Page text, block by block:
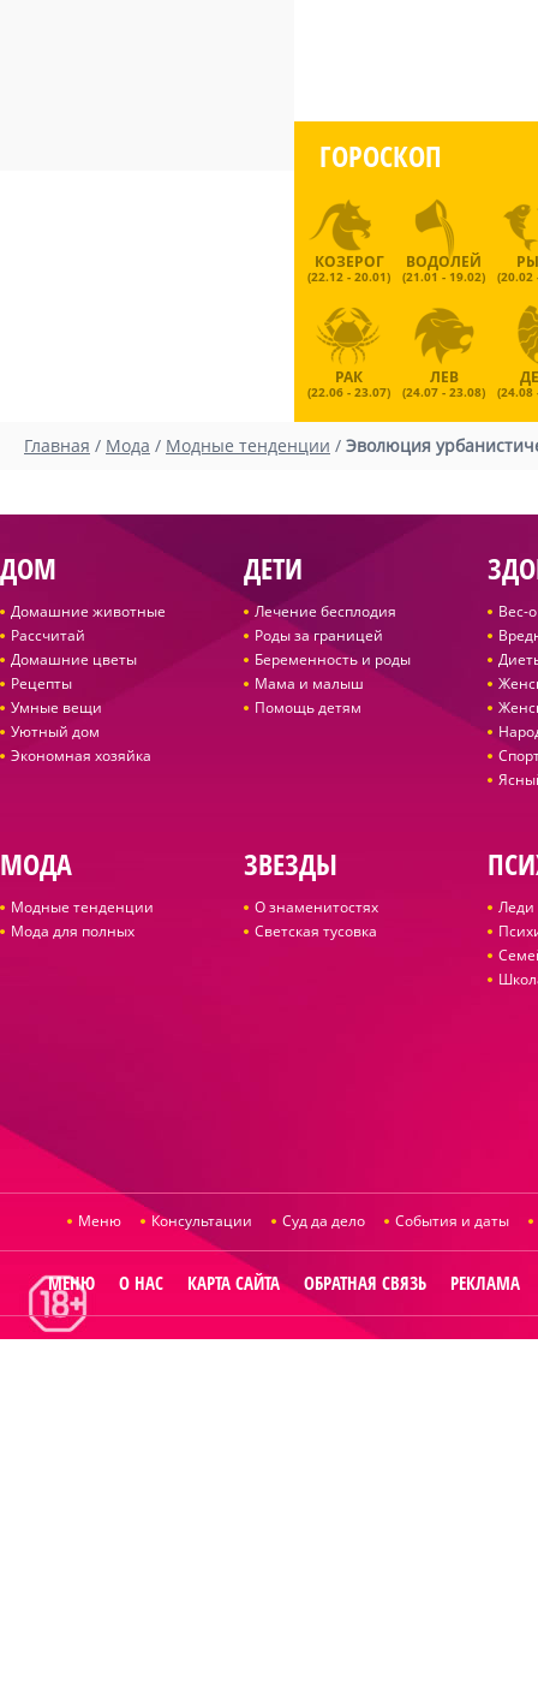
ГОРОСКОП
КОЗЕРОГ
(22.12 - 20.01)
ВОДОЛЕЙ
(21.01 - 19.02) (20.02
РАК
(22.06 - 23.07)
ЛЕВ
(24.07 - 23.08) (24.08
Главная / Мода / Модные тенденции / Эволюция
ДОМ
Домашние животные
Рассчитай
Домашние цветы
Рецепты
Умные вещи
Уютный дом
Экономная хозяйка
ДЕТИ
Лечение бесплодия
Роды за границей
Беременность и роды
Мама и малыш
Помощь детям
Вес-
МОДА
Модные тенденции
Мода для полных
ЗВЕЗДЫ
О знаменитостях
Светская тусовка
Леди
Меню Консультации Суд да дело События и даты
МЕНЮ О НАС КАРТА САЙТА ОБРАТНАЯ СВЯЗЬ РЕКЛАМА